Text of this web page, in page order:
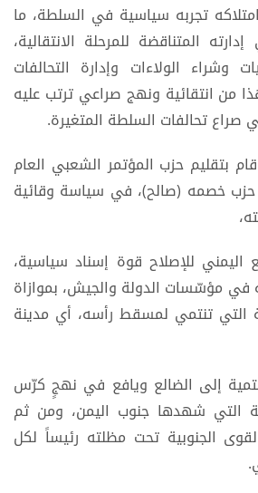
تجربه سياسية في السلطة، ما
المتناقضة للمرحلة الانتقالية،
وشراء الولاءات وإدارة التحالفات
من انتقائية ونهج صراعي ترتب عليه
تحالفات السلطة المتغيرة.
بتقليم حزب المؤتمر الشعبي العام
خصمه (صالح)، في سياسة وقائية
اليمني للإصلاح قوة إسناد سياسية،
في مؤسّسات الدولة والجيش، بموازاة
التي تنتمي لمسقط رأسه، أي مدينة
إلى الضالع ويافع في نهجٍ كرّس
التي شهدها جنوب اليمن، ومن ثم
الجنوبية تحت مظلته رئيساً لكل